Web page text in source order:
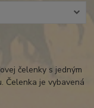
čelenky s jedným
Čelenka je vybavená